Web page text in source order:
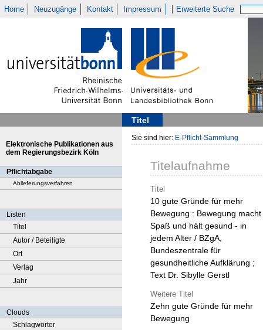
Home Neuzugänge Kontakt Impressum Erweiterte Suche
Titel
Elektronische Publikationen aus
dem Regierungsbezirk Köln
Pflichtabgabe
Ablieferungsverfahren
Listen
Titel
Autor / Beteiligte
Ort
Verlag
Jahr
Clouds
Schlagwörter
Sie sind hier: E-Pflicht-Sammlung
Titelaufnahme
Titel
10 gute Gründe für mehr
Bewegung : Bewegung macht
Spaß und hält gesund - in
jedem Alter / BZgA,
Bundeszentrale für
gesundheitliche Aufklärung ;
Text Dr. Sibylle Gerstl
Weitere Titel
Zehn gute Gründe für mehr
Bewegung